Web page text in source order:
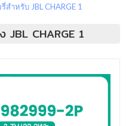
สำหรับ JBL CHARGE 1
CHARGE 1